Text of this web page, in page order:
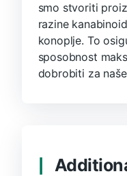
smo stvoriti
razine
konoplje. To
sposobnost
dobrobiti za